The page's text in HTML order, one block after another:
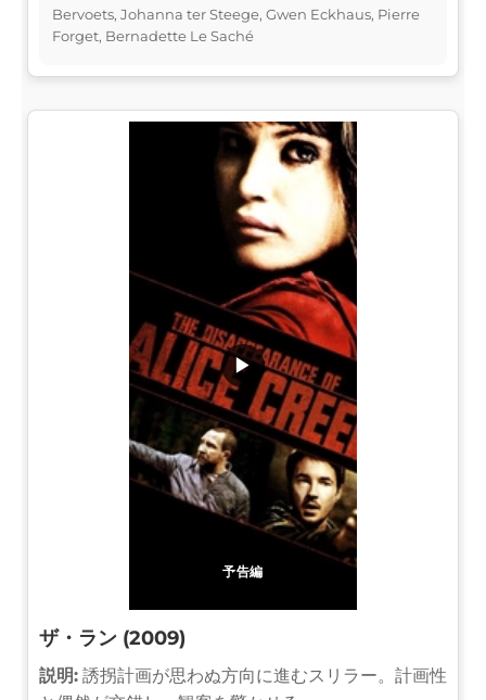
Bervoets, Johanna ter Steege, Gwen Eckhaus, Pierre
Forget, Bernadette Le Saché
予告編
▶
ザ・ラン (2009)
説明: 誘拐計画が思わぬ方向に進むスリラー。計画性